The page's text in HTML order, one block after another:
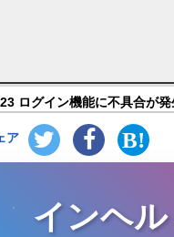
か)【白猫プロジェク
ログイン機能に不具合が
ア
インヘ